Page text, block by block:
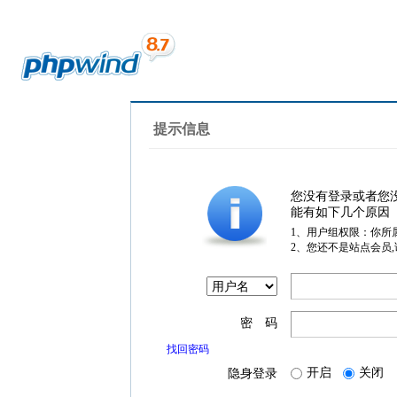
提示信息
您没有登录或者您
能有如下几个原因
1、用户组权限：你所
2、您还不是站点会员
密 码
找回密码
隐身登录 开启 关闭